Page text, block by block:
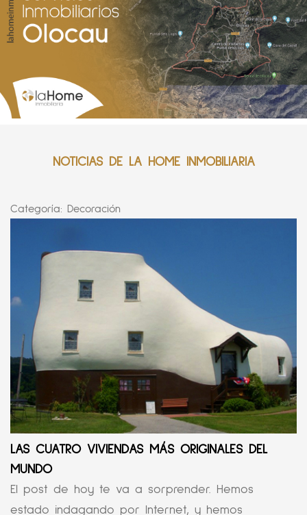
NOTICIAS DE LA HOME INMOBILIARIA
Categoría: Decoración
LAS CUATRO VIVIENDAS MÁS ORIGINALES DEL
MUNDO
El post de hoy te va a sorprender. Hemos
estado indagando por Internet, y hemos